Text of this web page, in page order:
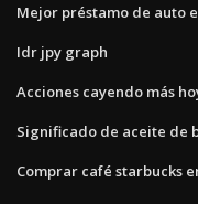
Mejor préstamo de auto
Idr jpy graph
Acciones cayendo más
Significado de aceite de
Comprar café starbucks